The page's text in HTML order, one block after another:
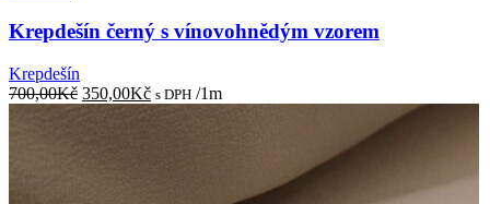
Krepdešín černý s vínovohnědým vzorem
Krepdešín
700,00Kč Původní
350,00KčAktuální
s DPH /1m